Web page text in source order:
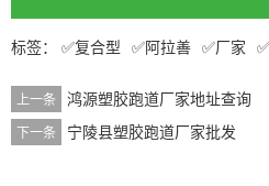
复合型 阿拉善 厂家
上一条 鸿源塑胶跑道厂家地址查询
下一条 宁陵县塑胶跑道厂家批发